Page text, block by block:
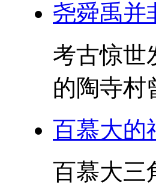
尧舜禹并
考古惊世
的陶寺村
百慕大的
百慕大三